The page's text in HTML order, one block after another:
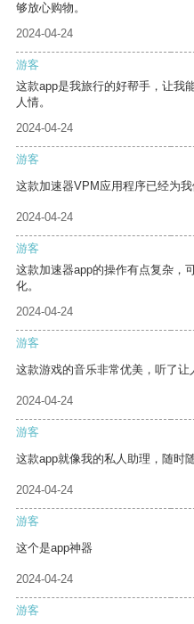
够放心购物。
2024-04-24
游客
这款app是我旅行的好帮手，让我
人情。
2024-04-24
游客
这款加速器VPM应用程序已经为
2024-04-24
游客
这款加速器app的操作有点复杂，
化。
2024-04-24
游客
这款游戏的音乐非常优美，听了让
2024-04-24
游客
这款app就像我的私人助理，随时
2024-04-24
游客
这个是app神器
2024-04-24
游客